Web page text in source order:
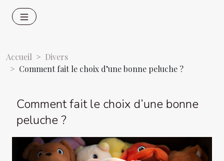
Accueil
Divers
Comment fait le choix d’une bonne peluche ?
Comment fait le choix d’une bonne
peluche ?